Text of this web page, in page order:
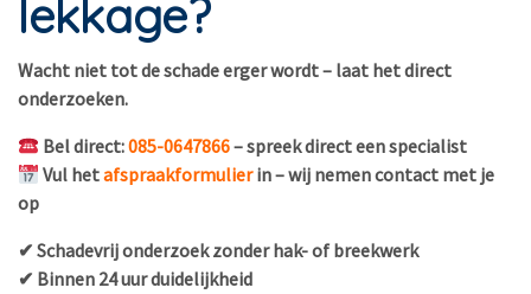
lekkage?
Wacht niet tot de schade erger wordt – laat het direct
onderzoeken.
Bel direct:085-0647866– spreek direct een specialist
Vul hetafspraakformulierin – wij nemen contact met je
op
✔ Schadevrij onderzoek zonder hak- of breekwerk
✔ Binnen 24 uur duidelijkheid